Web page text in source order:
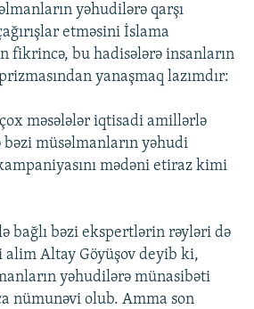
yəhudilərə qarşı
etməsini İslama
fikrincə, bu hadisələrə insanların
yanaşmaq lazımdır:
məsələlər iqtisadi amillərlə
müsəlmanların yəhudi
mədəni etiraz kimi
bağlı bəzi ekspertlərin rəyləri də
Altay Göyüşov deyib ki,
yəhudilərə münasibəti
nümunəvi olub. Amma son